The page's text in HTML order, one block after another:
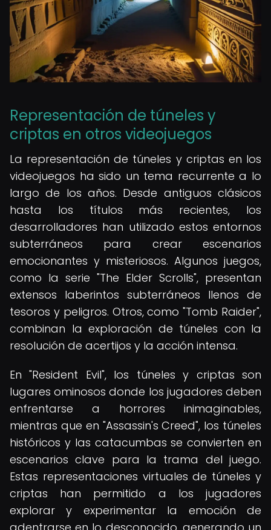
Representación de túneles y
criptas en otros videojuegos
La representación de túneles y criptas en los
videojuegos ha sido un tema recurrente a lo
largo de los años. Desde antiguos clásicos
hasta los títulos más recientes, los
desarrolladores han utilizado estos entornos
subterráneos para crear escenarios
emocionantes y misteriosos. Algunos juegos,
como la serie "The Elder Scrolls", presentan
extensos laberintos subterráneos llenos de
tesoros y peligros. Otros, como "Tomb Raider",
combinan la exploración de túneles con la
resolución de acertijos y la acción intensa.
En "Resident Evil", los túneles y criptas son
lugares ominosos donde los jugadores deben
enfrentarse a horrores inimaginables,
mientras que en "Assassin's Creed", los túneles
históricos y las catacumbas se convierten en
escenarios clave para la trama del juego.
Estas representaciones virtuales de túneles y
criptas han permitido a los jugadores
explorar y experimentar la emoción de